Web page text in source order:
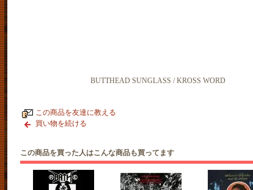
BUTTHEAD SUNGLASS / KROSS WORD
この商品を友達に教える
買い物を続ける
この商品を買った人はこんな商品も買ってます